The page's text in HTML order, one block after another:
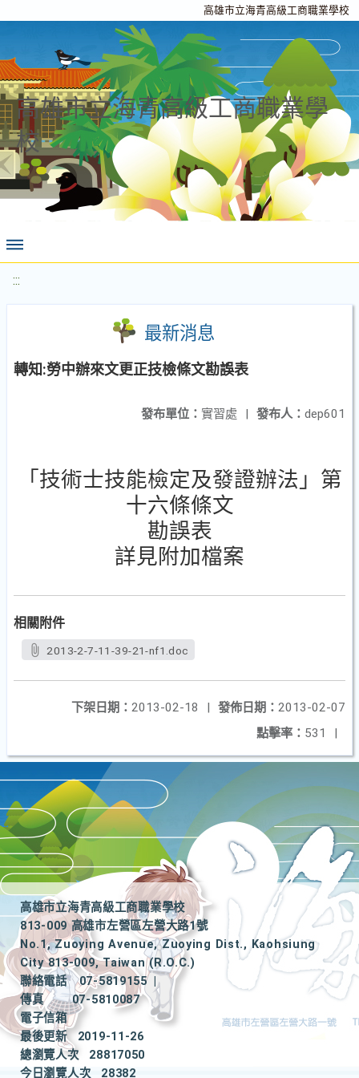
高雄市立海青高級工商職業學校
高雄市立海青高級工商職業學
校
:::
最新消息
轉知:勞中辦來文更正技檢條文勘誤表
發布人： dep601
發布單位： 實習處 |
「技術士技能檢定及發證辦法」第
十六條條文
勘誤表
詳見附加檔案
相關附件
2013-2-7-11-39-21-nf1.doc
發佈日期： 2013-02-07
下架日期： 2013-02-18
|
點擊率： 531 |
高雄市立海青高級工商職業學校
813-009 高雄市左營區左營大路1號
No.1, Zuoying Avenue, Zuoying Dist., Kaohsiung
City 813-009, Taiwan (R.O.C.)
聯絡電話
07-5819155
|
傳真
07-5810087
電子信箱
最後更新
2019-11-26
總瀏覽人次
28817050
今日瀏覽人次
28382